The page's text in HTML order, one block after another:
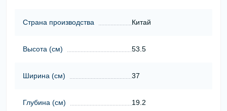
Страна производства Китай
Высота (cм) 53.5
Ширина (cм) 37
Глубина (cм) 19.2